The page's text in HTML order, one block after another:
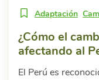
Adaptación
¿Cómo el
afectando al
El Perú es